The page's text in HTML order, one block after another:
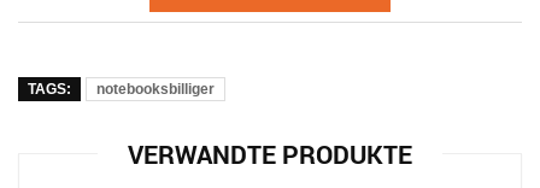
TAGS: notebooksbilliger
VERWANDTE PRODUKTE